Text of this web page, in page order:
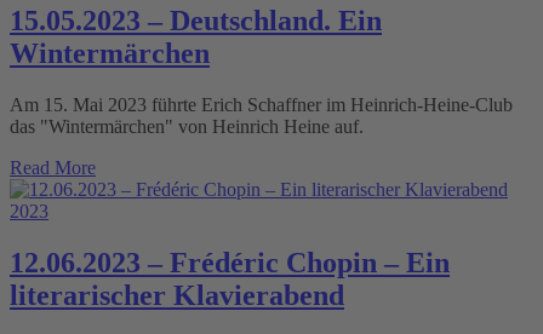
15.05.2023 – Deutschland. Ein
Wintermärchen
Am 15. Mai 2023 führte Erich Schaffner im Heinrich-Heine-Club
das "Wintermärchen" von Heinrich Heine auf.
Read More
2023
12.06.2023 – Frédéric Chopin – Ein
literarischer Klavierabend